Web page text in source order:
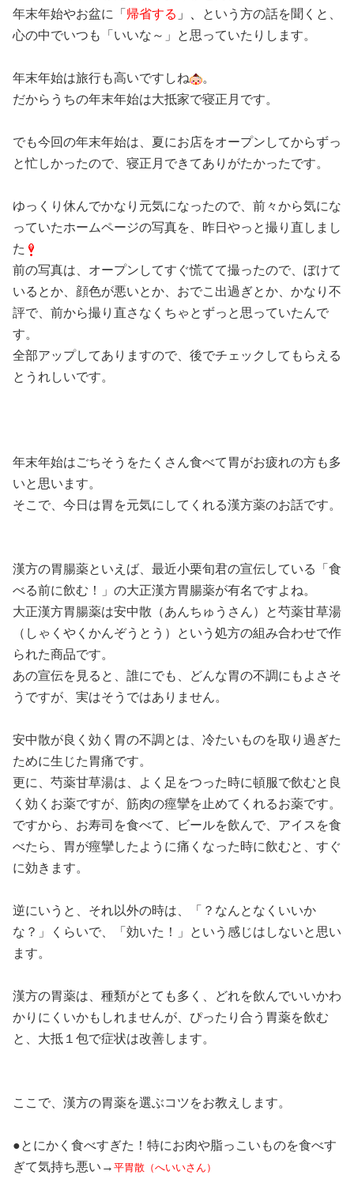
年末年始やお盆に「 帰省する 」
という方の話を聞くと、
心の中でいつも「いいな～」と思っていたりします。
年末年始は旅行も高いですしね
。
だからうちの年末年始は大抵家で寝正月です。
でも今回の年末年始は、夏にお店をオープンしてからずっ
と忙しかったので、寝正月できてありがたかったです。
ゆっくり休んでかなり元気になったので、前々から気にな
っていたホームページの写真を、昨日やっと撮り直しまし
た
前の写真は、オープンしてすぐ慌てて撮ったので、ぼけて
いるとか、顔色が悪いとか、おでこ出過ぎとか、かなり不
評で、前から撮り直さなくちゃとずっと思っていたんで
す。
全部アップしてありますので、後でチェックしてもらえる
とうれしいです。
年末年始はごちそうをたくさん食べて胃がお疲れの方も多
いと思います。
そこで、今日は胃を元気にしてくれる漢方薬のお話です。
漢方の胃腸薬といえば、最近小栗旬君の宣伝している「食
べる前に飲む！」の大正漢方胃腸薬が有名ですよね。
大正漢方胃腸薬は安中散（あんちゅうさん）と芍薬甘草湯
（しゃくやくかんぞうとう）という処方の組み合わせで作
られた商品です。
あの宣伝を見ると、誰にでも、どんな胃の不調にもよさそ
うですが、実はそうではありません。
安中散が良く効く胃の不調とは、冷たいものを取り過ぎた
ために生じた胃痛です。
更に、芍薬甘草湯は、よく足をつった時に頓服で飲むと良
く効くお薬ですが、筋肉の痙攣を止めてくれるお薬です。
ですから、お寿司を食べて、ビールを飲んで、アイスを食
べたら、胃が痙攣したように痛くなった時に飲むと、すぐ
に効きます。
逆にいうと、それ以外の時は、「？なんとなくいいか
な？」くらいで、「効いた！」という感じはしないと思い
ます。
漢方の胃薬は、種類がとても多く、どれを飲んでいいかわ
かりにくいかもしれませんが、ぴったり合う胃薬を飲む
と、大抵１包で症状は改善します。
ここで、漢方の胃薬を選ぶコツをお教えします。
●とにかく食べすぎた！特にお肉や脂っこいものを食べす
ぎて気持ち悪い→ 平胃散（へいいさん）